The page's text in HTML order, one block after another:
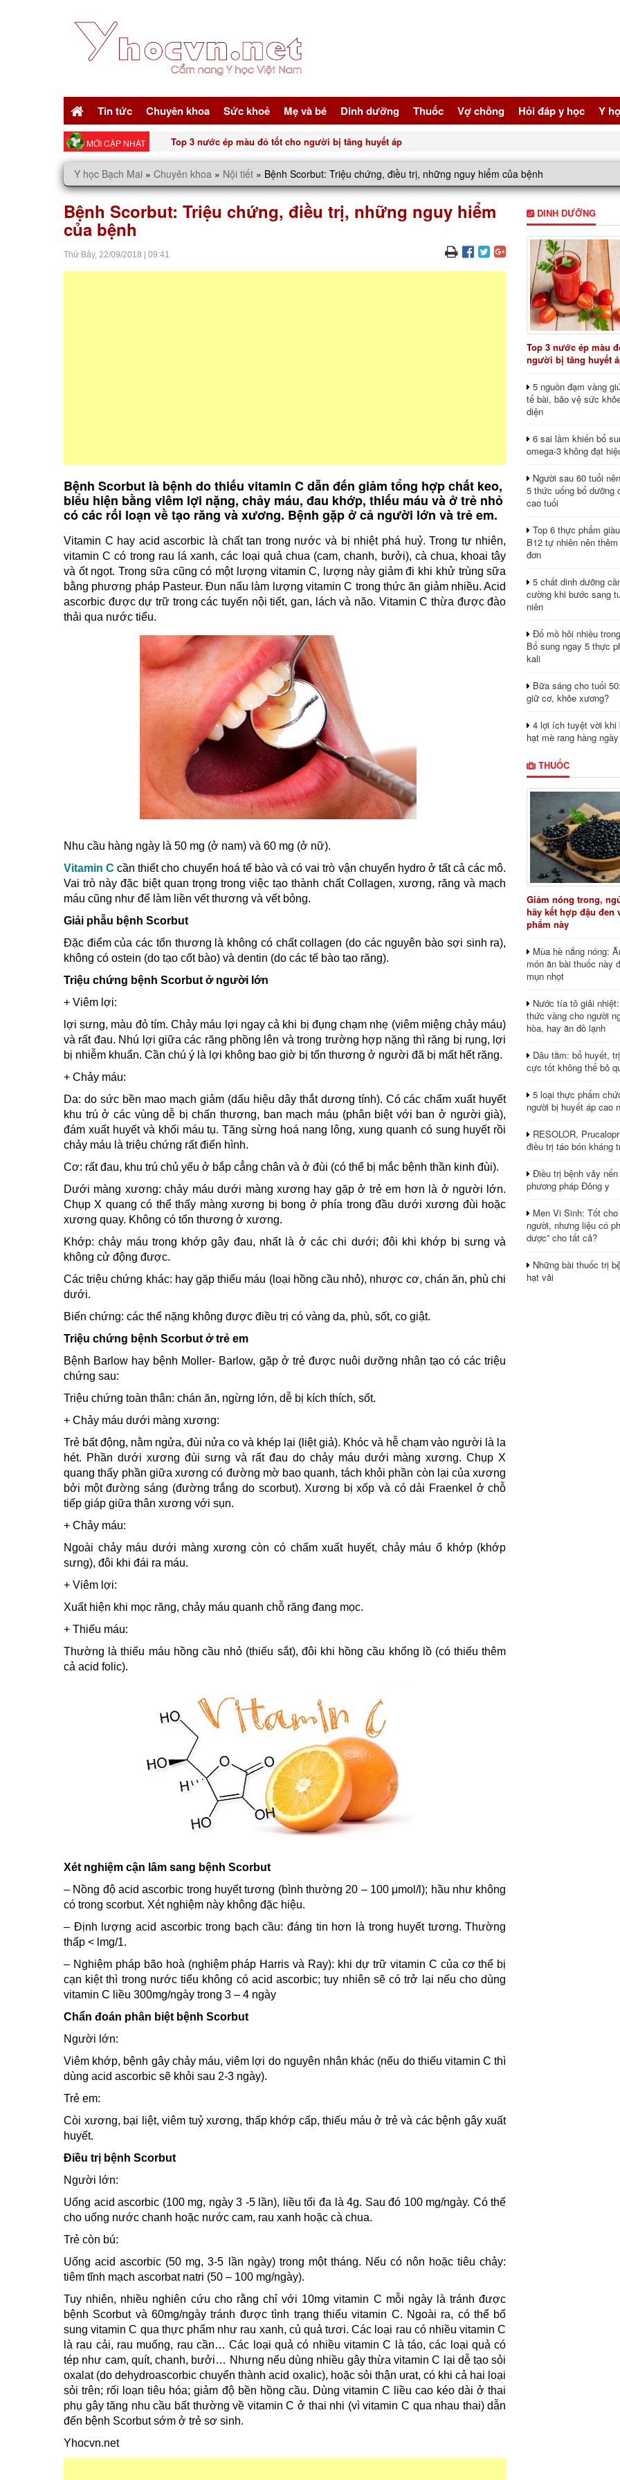
Tin tức Chuyên khoa Sức khoẻ Mẹ và bé Dinh dưỡng Thuốc Vợ chồng Hỏi đáp y học Y
MỚI CẬP NHẬT Top 3 nước ép màu đỏ tốt cho người bị tăng huyết áp
Y học Bạch Mai » Chuyên khoa » Nội tiết » Bệnh Scorbut: Triệu chứng, điều trị, những nguy hiểm của bệnh
Bệnh Scorbut: Triệu chứng, điều trị, những nguy hiểm
của bệnh
Thứ Bảy, 22/09/2018 09:41
Bệnh Scorbut là bệnh do thiếu vitamin C dẫn đến giảm tổng hợp chất keo,
biểu hiện bằng viêm lợi nặng, chảy máu, đau khớp, thiếu máu và ở trẻ nhỏ
có các rối loạn về tạo răng và xương. Bệnh gặp ở cả người lớn và trẻ em.
Vitamin C hay acid ascorbic là chất tan trong nước và bị nhiệt phá huỷ. Trong tự nhiên,
vitamin C có trong rau lá xanh, các loại quả chua (cam, chanh, bưởi), cà chua, khoai tây
và ốt ngọt. Trong sữa cũng có một lượng vitamin C, lượng này giảm đi khi khử trùng sữa
bằng phương pháp Pasteur. Đun nấu làm lượng vitamin C trong thức ăn giảm nhiều. Acid
ascorbic được dự trữ trong các tuyến nội tiết, gan, lách và não. Vitamin C thừa được đào
thải qua nước tiểu.
Nhu cầu hàng ngày là 50 mg (ở nam) và 60 mg (ở nữ).
Vitamin C cần thiết cho chuyển hoá tế bào và có vai trò vận chuyển hydro ở tất cả các mô.
Vai trò này đặc biệt quan trọng trong việc tạo thành chất Collagen, xương, răng và mạch
máu cũng như để làm liền vết thương và vết bỏng.
Giải phẫu bệnh Scorbut
Đặc điểm của các tổn thương là không có chất collagen (do các nguyên bào sợi sinh ra),
không có ostein (do tạo cốt bào) và dentin (do các tế bào tạo răng).
Triệu chứng bệnh Scorbut ở người lớn
+ Viêm lợi:
lợi sưng, màu đỏ tím. Chảy máu lợi ngay cả khi bị đụng chạm nhẹ (viêm miệng chảy máu)
và rất đau. Nhú lợi giữa các răng phồng lên và trong trường hợp nặng thì răng bị rụng, lợi
bị nhiễm khuẩn. Cần chú ý là lợi không bao giờ bị tổn thương ở người đã bị mất hết răng.
+ Chảy máu:
Da: do sức bền mao mạch giảm (dấu hiệu dây thắt dương tính). Có các chấm xuất huyết
khu trú ở các vùng dễ bị chấn thương, ban mạch máu (phân biệt với ban ở người già),
đám xuất huyết và khối máu tụ. Tăng sừng hoá nang lông, xung quanh có sung huyết rồi
chảy máu là triệu chứng rất điển hình.
Cơ: rất đau, khu trú chủ yếu ở bắp cẳng chân và ở đùi (có thể bị mắc bệnh thần kinh đùi).
Dưới màng xương: chảy máu dưới màng xương hay gặp ở trẻ em hơn là ở người lớn.
Chụp X quang có thể thấy màng xương bị bong ở phía trong đầu dưới xương đùi hoặc
xương quay. Không có tổn thương ở xương.
Khớp: chảy máu trong khớp gây đau, nhất là ở các chi dưới; đôi khi khớp bị sưng và
không cử động được.
Các triệu chứng khác: hay gặp thiếu máu (loại hồng cầu nhỏ), nhược cơ, chán ăn, phù chi
dưới.
Biến chứng: các thể nặng không được điều trị có vàng da, phù, sốt, co giật.
Triệu chứng bệnh Scorbut ở trẻ em
Bệnh Barlow hay bệnh Moller- Barlow, gặp ở trẻ được nuôi dưỡng nhân tạo có các triệu
chứng sau:
Triệu chứng toàn thân: chán ăn, ngừng lớn, dễ bị kích thích, sốt.
+ Chảy máu dưới màng xương:
Trẻ bất động, nằm ngửa, đùi nửa co và khép lại (liệt giả). Khóc và hễ chạm vào người là la
hét. Phần dưới xương đùi sưng và rất đau do chảy máu dưới màng xương. Chụp X
quang thấy phần giữa xương có đường mờ bao quanh, tách khỏi phần còn lại của xương
bởi một đường sáng (đường trắng do scorbut). Xương bị xốp và có dải Fraenkel ở chỗ
tiếp giáp giữa thân xương với sụn.
+ Chảy máu:
Ngoài chảy máu dưới màng xương còn có chấm xuất huyết, chảy máu ổ khớp (khớp
sưng), đôi khi đái ra máu.
+ Viêm lợi:
Xuất hiện khi mọc răng, chảy máu quanh chỗ răng đang mọc.
+ Thiếu máu:
Thường là thiếu máu hồng cầu nhỏ (thiếu sắt), đôi khi hồng cầu khổng lồ (có thiếu thêm
cả acid folic).
Xét nghiệm cận lâm sang bệnh Scorbut
– Nồng độ acid ascorbic trong huyết tương (bình thường 20 – 100 μmol/l); hầu như không
có trong scorbut. Xét nghiệm này không đặc hiệu.
– Định lượng acid ascorbic trong bạch cầu: đáng tin hơn là trong huyết tương. Thường
thấp < lmg/1.
– Nghiệm pháp bão hoà (nghiệm pháp Harris và Ray): khi dự trữ vitamin C của cơ thể bị
cạn kiệt thì trong nước tiểu không có acid ascorbic; tuy nhiên sẽ có trở lại nếu cho dùng
vitamin C liều 300mg/ngày trong 3 – 4 ngày
Chẩn đoán phân biệt bệnh Scorbut
Người lớn:
Viêm khớp, bệnh gây chảy máu, viêm lợi do nguyên nhân khác (nếu do thiếu vitamin C thì
dùng acid ascorbic sẽ khỏi sau 2-3 ngày).
Trẻ em:
Còi xương, bại liệt, viêm tuỷ xương, thấp khớp cấp, thiếu máu ở trẻ và các bệnh gây xuất
huyết.
Điều trị bệnh Scorbut
Người lớn:
Uống acid ascorbic (100 mg, ngày 3 -5 lần), liều tối đa là 4g. Sau đó 100 mg/ngày. Có thể
cho uống nước chanh hoặc nước cam, rau xanh hoặc cà chua.
Trẻ còn bú:
Uống acid ascorbic (50 mg, 3-5 lần ngày) trong một tháng. Nếu có nôn hoặc tiêu chảy:
tiêm tĩnh mạch ascorbat natri (50 – 100 mg/ngày).
Tuy nhiên, nhiều nghiên cứu cho rằng chỉ với 10mg vitamin C mỗi ngày là tránh được
bệnh Scorbut và 60mg/ngày tránh được tình trạng thiếu vitamin C. Ngoài ra, có thể bổ
sung vitamin C qua thực phẩm như rau xanh, củ quả tươi. Các loại rau có nhiều vitamin C
là rau cải, rau muống, rau cần… Các loại quả có nhiều vitamin C là táo, các loại quả có
tép như cam, quít, chanh, bưởi… Nhưng nếu dùng nhiều gây thừa vitamin C lại dễ tạo sỏi
oxalat (do dehydroascorbic chuyển thành acid oxalic), hoặc sỏi thận urat, có khi cả hai loại
sỏi trên; rối loạn tiêu hóa; giảm độ bền hồng cầu. Dùng vitamin C liều cao kéo dài ở thai
phụ gây tăng nhu cầu bất thường về vitamin C ở thai nhi (vì vitamin C qua nhau thai) dẫn
đến bệnh Scorbut sớm ở trẻ sơ sinh.
Yhocvn.net
DINH DƯỠNG
Top 3 nước ép màu
người bị tăng huyết
5 nguồn đạm vàng
tế bài, bảo vệ sức
diện
6 sai lầm khiến bổ
omega-3 không đạt
Người sau 60 tuổi
5 thức uống bổ dưỡng
cao tuổi
Top 6 thực phẩm
B12 tự nhiên nên
đơn
5 chất dinh dưỡng
cường khi bước sang
niên
Đổ mồ hôi nhiều
Bổ sung ngay 5 thực
kali
Bữa sáng cho tuổi
giữ cơ, khỏe xương?
4 lợi ích tuyệt vời khi
hạt mè rang hàng ngày
THUỐC
Giảm nóng trong,
hãy kết hợp đậu đen
phẩm này
Mùa hè nắng nóng:
món ăn bài thuốc này
mụn nhọt
Nước tía tô giải
thức vàng cho người
hòa, hay ăn đồ lạnh
Dâu tằm: bổ huyết,
cực tốt không thể bỏ
5 loại thực phẩm
người bị huyết áp cao
RESOLOR,
điều trị táo bón kháng
Điều trị bệnh vảy nến
phương pháp Đông y
Men Vi Sinh: Tốt
người, nhưng liệu có
dược” cho tất cả?
Những bài thuốc trị
hạt vải